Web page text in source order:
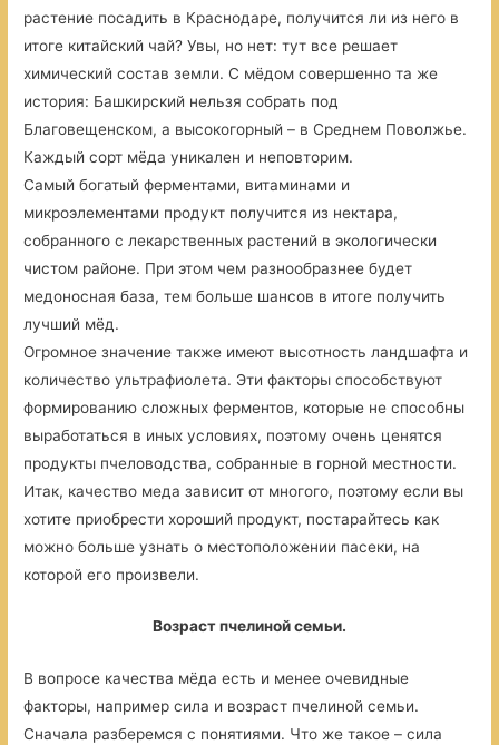
растение посадить в Краснодаре, получится ли из него в
итоге китайский чай? Увы, но нет: тут все решает
химический состав земли. С мёдом совершенно та же
история: Башкирский нельзя собрать под
Благовещенском, а высокогорный – в Среднем Поволжье.
Каждый сорт мёда уникален и неповторим.
Самый богатый ферментами, витаминами и
микроэлементами продукт получится из нектара,
собранного с лекарственных растений в экологически
чистом районе. При этом чем разнообразнее будет
медоносная база, тем больше шансов в итоге получить
лучший мёд.
Огромное значение также имеют высотность ландшафта и
количество ультрафиолета. Эти факторы способствуют
формированию сложных ферментов, которые не способны
выработаться в иных условиях, поэтому очень ценятся
продукты пчеловодства, собранные в горной местности.
Итак, качество меда зависит от многого, поэтому если вы
хотите приобрести хороший продукт, постарайтесь как
можно больше узнать о местоположении пасеки, на
которой его произвели.
Возраст пчелиной семьи.
В вопросе качества мёда есть и менее очевидные
факторы, например сила и возраст пчелиной семьи.
Сначала разберемся с понятиями. Что же такое – сила